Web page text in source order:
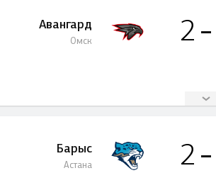
Авангард
Омск 2
Барыс
Астана 2